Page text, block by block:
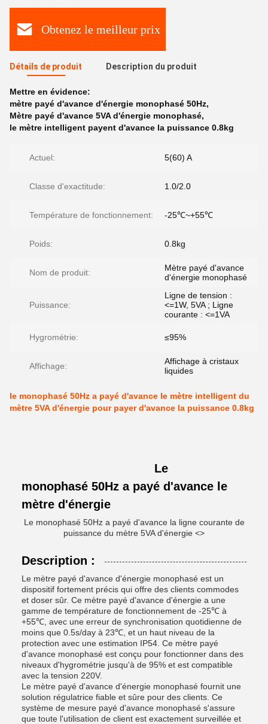
Obtenez le meilleur prix
Détails de produit Description du produit
Mettre en évidence:
mètre payé d'avance d'énergie monophasé 50Hz,
Mètre payé d'avance 5VA d'énergie monophasé,
le mètre intelligent payent d'avance la puissance 0.8kg
Actuel: 5(60) A
Classe d'exactitude: 1.0/2.0
Température de fonctionnement: -25℃~+55℃
Poids: 0.8kg
Nom de produit:
Mètre payé d'avance
d'énergie monophasé
Puissance:
Ligne de tension :
<=1W, 5VA ; Ligne
courante : <=1VA
Hygrométrie: ≤95%
Affichage:
Affichage à cristaux
liquides
le monophasé 50Hz a payé d'avance le mètre intelligent du
mètre 5VA d'énergie pour payer d'avance la puissance 0.8kg
Le
monophasé 50Hz a payé d'avance le
mètre d'énergie
Le monophasé 50Hz a payé d'avance la ligne courante de
puissance du mètre 5VA d'énergie <>
Description :
Le mètre payé d'avance d'énergie monophasé est un
dispositif fortement précis qui offre des clients commodes
et doser sûr. Ce mètre payé d'avance d'énergie a une
gamme de température de fonctionnement de -25℃ à
+55℃, avec une erreur de synchronisation quotidienne de
moins que 0.5s/day à 23℃, et un haut niveau de la
protection avec une estimation IP54. Ce mètre payé
d'avance monophasé est conçu pour fonctionner dans des
niveaux d'hygrométrie jusqu'à de 95% et est compatible
avec la tension 220V.
Le mètre payé d'avance d'énergie monophasé fournit une
solution régulatrice fiable et sûre pour des clients. Ce
système de mesure payé d'avance monophasé s'assure
que toute l'utilisation de client est exactement surveillée et